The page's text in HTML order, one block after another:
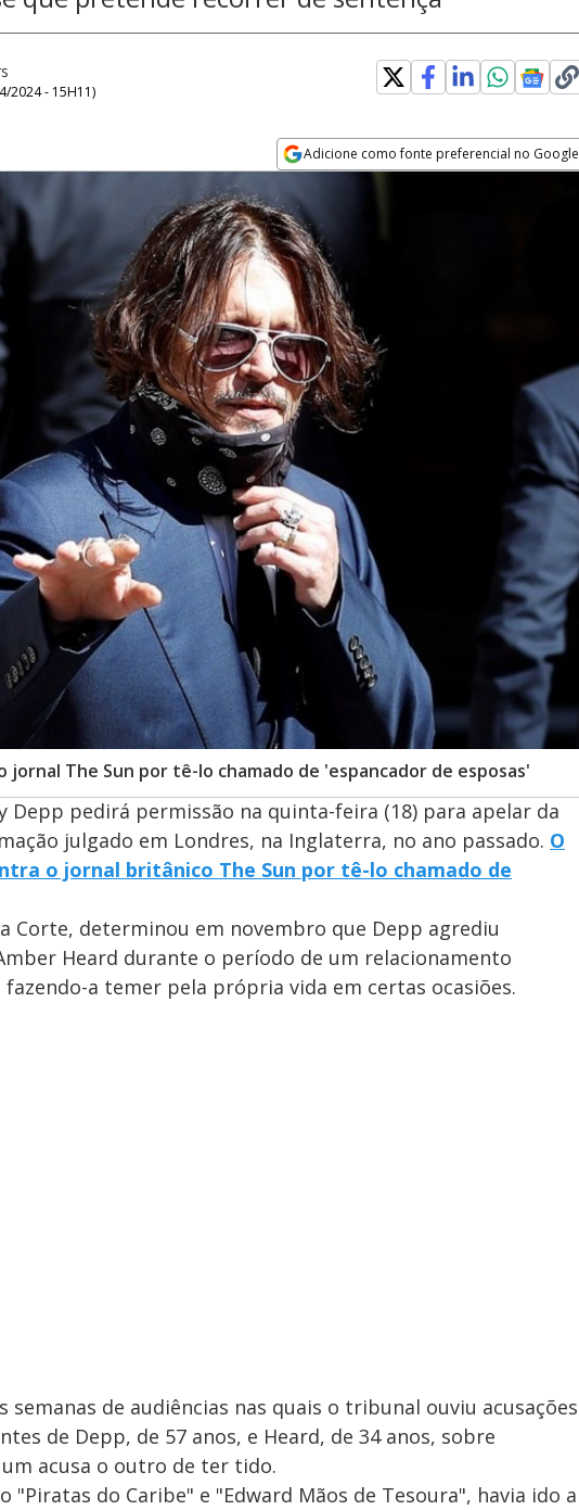
2024 - 15H11)
Adicione como fonte preferencial no Google
Opens in new window
jornal The Sun por tê-lo chamado de 'espancador de esposas'
Depp pedirá permissão na quinta-feira (18) para apelar da
julgado em Londres, na Inglaterra, no ano passado. O
o jornal britânico The Sun por tê-lo chamado de
Corte, determinou em novembro que Depp agrediu
Heard durante o período de um relacionamento
a temer pela própria vida em certas ocasiões.
semanas de audiências nas quais o tribunal ouviu acusações
de Depp, de 57 anos, e Heard, de 34 anos, sobre
acusa o outro de ter tido.
"Piratas do Caribe" e "Edward Mãos de Tesoura", havia ido a